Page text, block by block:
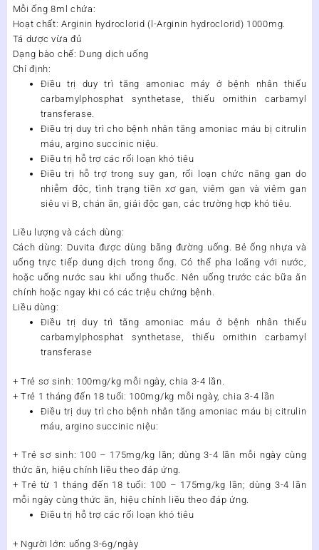
Mỗi ống 8ml chứa:
Hoạt chất: Arginin hydroclorid (l-Arginin hydroclorid) 1000mg.
Tá dược vừa đủ
Dạng bào chế: Dung dịch uống
Chỉ định:
Điều trị duy trì tăng amoniac máy ở bệnh nhân thiếu
carbamylphosphat synthetase, thiếu ornithin carbamyl
transferase.
Điều trị duy trì cho bệnh nhân tăng amoniac máu bị citrulin
máu, argino succinic niệu.
Điều trị hỗ trợ các rối loạn khó tiêu
Điều trị hỗ trợ trong suy gan, rối loạn chức năng gan do
nhiễm độc, tình trạng tiền xơ gan, viêm gan và viêm gan
siêu vi B, chán ăn, giải độc gan, các trường hợp khó tiêu.
Liều lượng và cách dùng:
Cách dùng: Duvita được dùng bằng đường uống. Bẻ ống nhựa và
uống trực tiếp dung dịch trong ống. Có thể pha loãng với nước,
hoặc uống nước sau khi uống thuốc. Nên uống trước các bữa ăn
chính hoặc ngay khi có các triệu chứng bệnh.
Liều dùng:
Điều trị duy trì tăng amoniac máu ở bệnh nhân thiếu
carbamylphosphat synthetase, thiếu ornithin carbamyl
transferase
+ Trẻ sơ sinh: 100mg/kg mỗi ngày, chia 3-4 lần.
+ Trẻ 1 tháng đến 18 tuổi: 100mg/kg mỗi ngày, chia 3-4 lần
Điều trị duy trì cho bệnh nhân tăng amoniac máu bị citrulin
máu, argino succinic niệu:
+ Trẻ sơ sinh: 100 – 175mg/kg lần; dùng 3-4 lần mỗi ngày cùng
thức ăn, hiệu chỉnh liều theo đáp ứng.
+ Trẻ từ 1 tháng đến 18 tuổi: 100 – 175mg/kg lần; dùng 3-4 lần
mỗi ngày cùng thức ăn, hiệu chỉnh liều theo đáp ứng.
Điều trị hỗ trợ các rối loạn khó tiêu
+ Người lớn: uống 3-6g/ngày